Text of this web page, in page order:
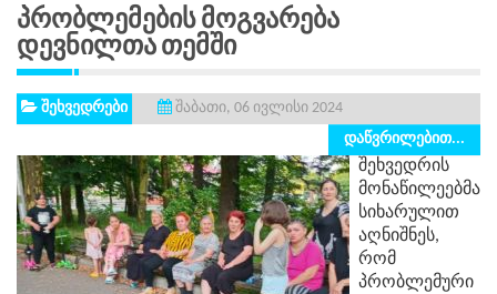
Პრობლემების Მოგვარება
Დევნილთა Თემში
შეხვედრები
შაბათი, 06 ივლისი 2024
დაწვრილებით...
შეხვედრის
მონაწილეებმა
სიხარულით
აღნიშნეს,
რომ
პრობლემური